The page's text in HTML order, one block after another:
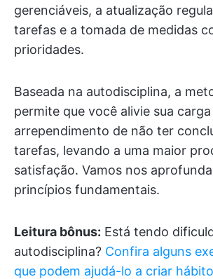
gerenciáveis, a atualização
tarefas e a tomada de medidas
prioridades.
Baseada na autodisciplina, a
permite que você alivie sua
arrependimento de não ter
tarefas, levando a uma maior
satisfação. Vamos nos
princípios fundamentais.
Leitura bônus: Está tendo
autodisciplina? Confira alguns
que podem ajudá-lo a criar